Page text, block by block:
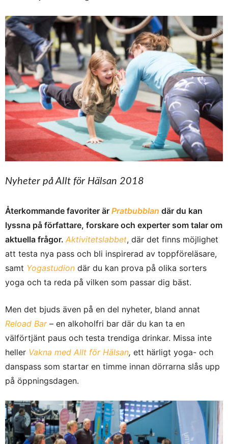
Nyheter på Allt för Hälsan 2018
Återkommande favoriter är Pratbubblan där du kan
lyssna på författare, forskare och experter som talar om
aktuella frågor. Aktivitetslabbet, där det finns möjlighet
att testa nya pass och bli inspirerad av toppföreläsare,
samt Yogastudion där du kan prova på olika sorters
yoga och ta reda på vilken som passar dig bäst.
Men det bjuds även på en del nyheter, bland annat
Reload Bar– en alkoholfri bar där du kan ta en
välförtjänt paus och testa trendiga drinkar. Missa inte
heller Vakna med Allt för Hälsan, ett härligt yoga- och
danspass som startar en timme innan dörrarna slås upp
på öppningsdagen.